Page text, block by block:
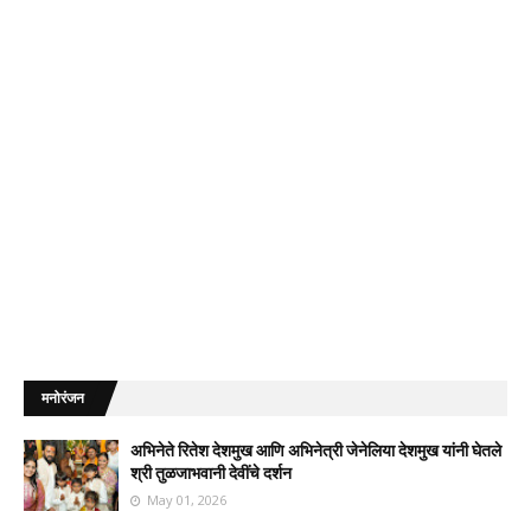
मनोरंजन
अभिनेते रितेश देशमुख आणि अभिनेत्री जेनेलिया देशमुख यांनी घेतले
श्री तुळजाभवानी देवींचे दर्शन
May 01, 2026